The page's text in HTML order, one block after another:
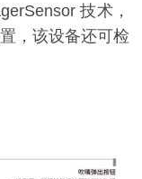
技术，
，该设备还可检